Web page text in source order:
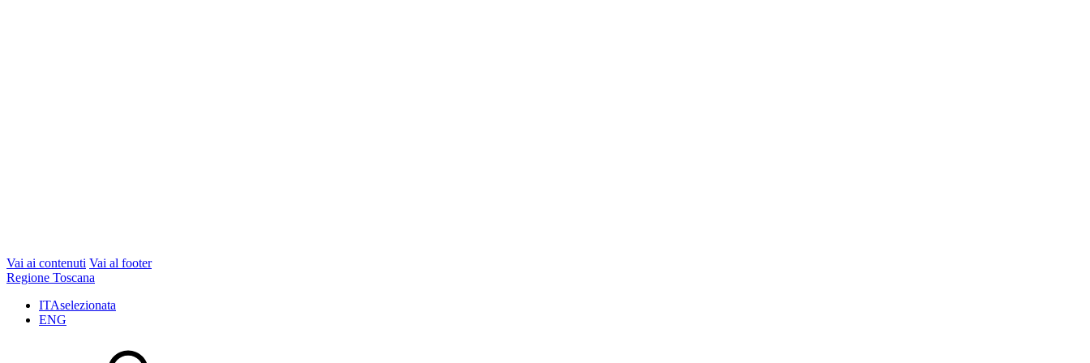
Vai ai contenuti Vai al footer
Regione Toscana
ITAselezionata
ENG